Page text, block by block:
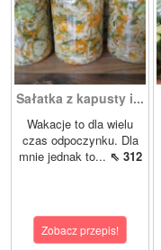
Sałatka z kapusty i...
Wakacje to dla wielu
czas odpoczynku. Dla
mnie jednak to... ⇖ 312
Zobacz przepis!